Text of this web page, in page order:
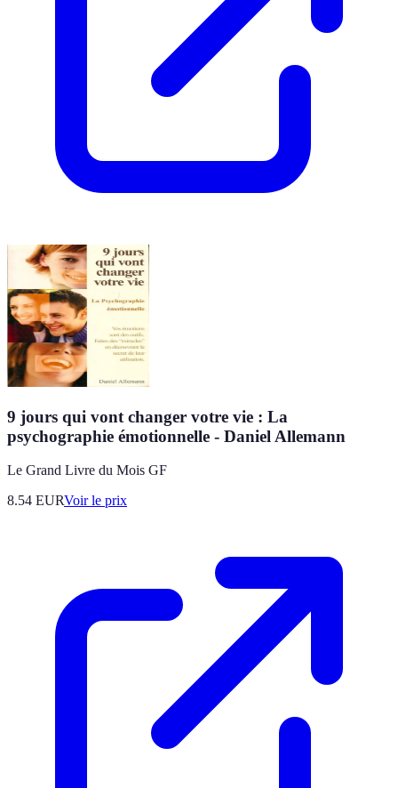
9 jours qui vont changer votre vie : La
psychographie émotionnelle - Daniel Allemann
Le Grand Livre du Mois GF
8.54 EURVoir le prix